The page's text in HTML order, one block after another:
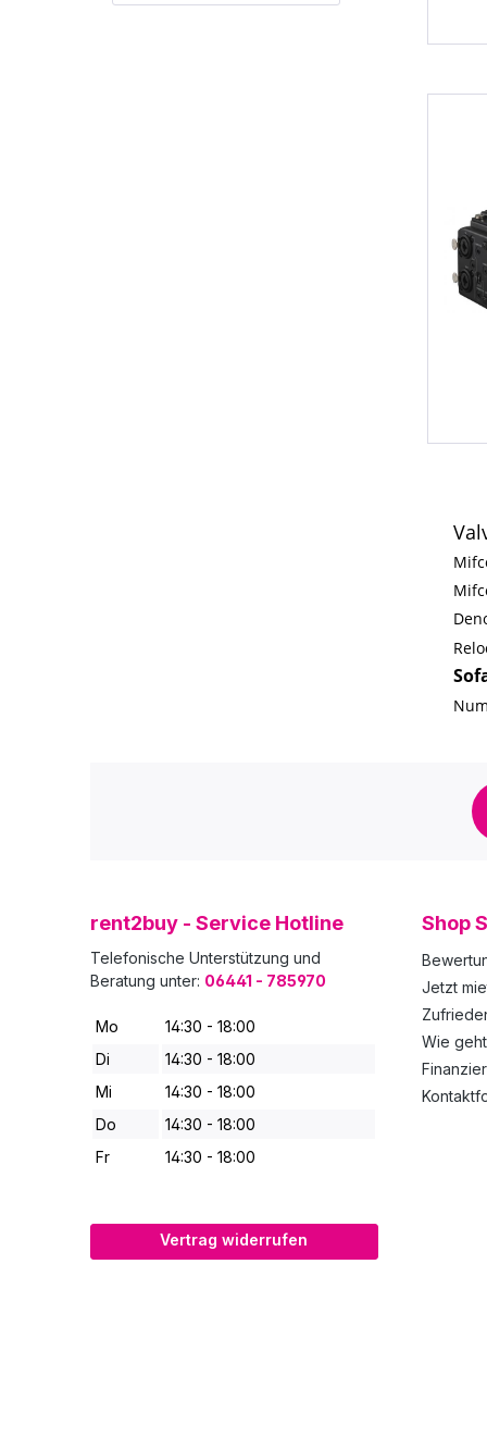
rent2buy - Service Hotline
Telefonische Unterstützung und
Beratung unter: 06441 - 785970
Mo
14:30 - 18:00
Di
14:30 - 18:00
Mi
14:30 - 18:00
Do
14:30 - 18:00
Fr
14:30 - 18:00
Vertrag widerrufen
Shop
Jetzt
Wie